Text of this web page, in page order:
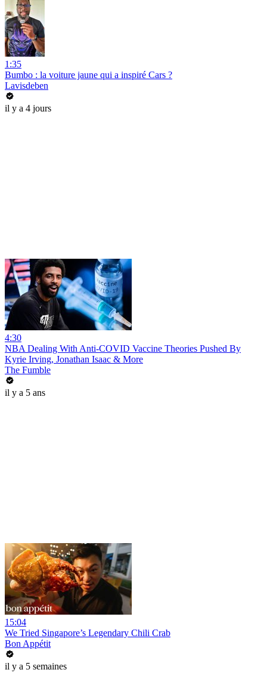
1:35
Bumbo : la voiture jaune qui a inspiré Cars ?
Lavisdeben
il y a 4 jours
4:30
NBA Dealing With Anti-COVID Vaccine Theories Pushed By
Kyrie Irving, Jonathan Isaac & More
The Fumble
il y a 5 ans
15:04
We Tried Singapore’s Legendary Chili Crab
Bon Appétit
il y a 5 semaines